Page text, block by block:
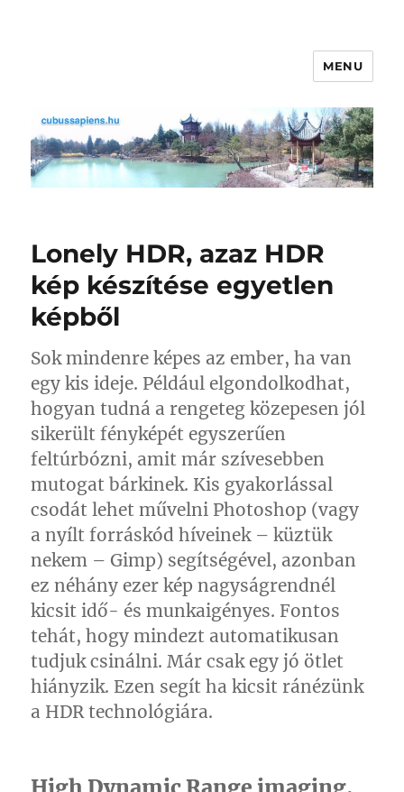
MENU
Lonely HDR, azaz HDR
kép készítése egyetlen
képből
Sok mindenre képes az ember, ha van
egy kis ideje. Például elgondolkodhat,
hogyan tudná a rengeteg közepesen jól
sikerült fényképét egyszerűen
feltúrbózni, amit már szívesebben
mutogat bárkinek. Kis gyakorlással
csodát lehet művelni Photoshop (vagy
a nyílt forráskód híveinek – küztük
nekem – Gimp) segítségével, azonban
ez néhány ezer kép nagyságrendnél
kicsit idő- és munkaigényes. Fontos
tehát, hogy mindezt automatikusan
tudjuk csinálni. Már csak egy jó ötlet
hiányzik. Ezen segít ha kicsit ránézünk
a HDR technológiára.
High Dynamic Range imaging,